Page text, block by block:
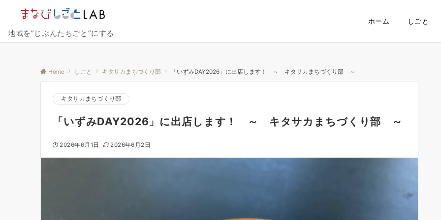
地域を”じぶんたちごと”にする
ホーム しごと
Home しごと キタサカまちづくり部 「いずみDAY2026」に出店します！ ～ キタサカまちづくり部 ～
キタサカまちづくり部
「いずみDAY2026」に出店します！ ～ キタサカまちづくり部 ～
2026年6月1日 2026年6月2日